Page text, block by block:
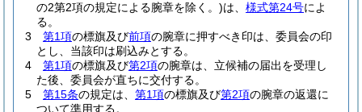
の2第2項の規定による腕章を除く。)は、 様式第24号によ
る。
3
第1項の標旗及び前項の腕章に押すべき印は、委員会の印
とし、当該印は刷込みとする。
4
第1項の標旗及び第2項の腕章は、立候補の届出を受理し
た後、委員会が直ちに交付する。
5
第15条の規定は、 第1項の標旗及び第2項の腕章の返還に
ついて準用する。